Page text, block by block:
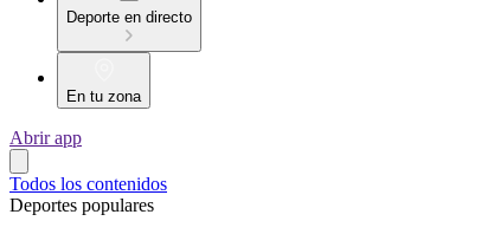
Deporte en directo
En tu zona
Abrir app
Todos los contenidos
Deportes populares